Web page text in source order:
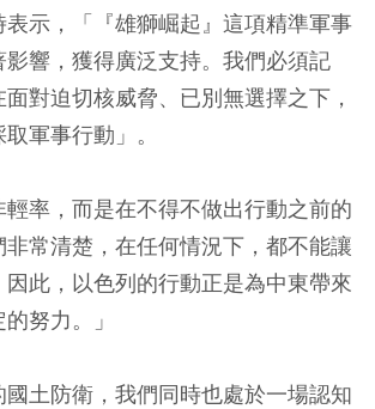
示，「『雄獅崛起』這項精準軍事
響，獲得廣泛支持。我們必須記
對迫切核威脅、已別無選擇之下，
軍事行動」。
輕率，而是在不得不做出行動之前的
常清楚，在任何情況下，都不能讓
此，以色列的行動正是為中東帶來
努力。」
國土防衛，我們同時也處於一場認知